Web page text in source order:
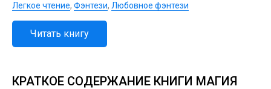
Легкое чтение, Фэнтези, Любовное фэнтези
Читать книгу
КРАТКОЕ СОДЕРЖАНИЕ КНИГИ МАГИЯ